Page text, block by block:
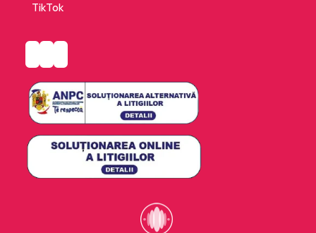
TikTok